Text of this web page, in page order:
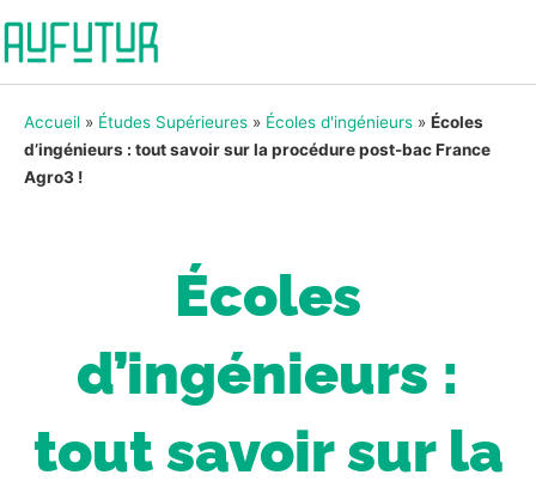
Accueil » Études Supérieures » Écoles d'ingénieurs » Écoles
d’ingénieurs : tout savoir sur la procédure post-bac France
Agro3 !
Écoles
d’ingénieurs :
tout savoir sur la